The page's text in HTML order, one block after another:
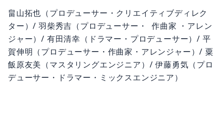
畠山拓也（プロデューサー・クリエイティブディレク
ター）/ 羽柴秀吉（プロデューサー・ 作曲家 ・アレン
ジャー）/ 有田清幸（ドラマー・プロデューサー）/ 平
賀伸明（プロデューサー・作曲家・アレンジャー）/ 粟
飯原友美（マスタリングエンジニア）/ 伊藤勇気（プロ
デューサー・ドラマー・ミックスエンジニア）